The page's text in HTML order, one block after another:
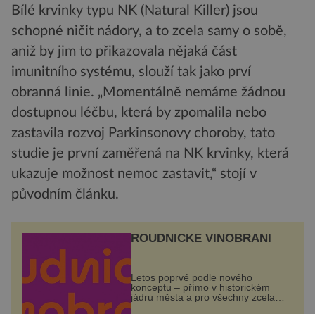
Bílé krvinky typu NK (Natural Killer) jsou
schopné ničit nádory, a to zcela samy o sobě,
aniž by jim to přikazovala nějaká část
imunitního systému, slouží tak jako prví
obranná linie. „Momentálně nemáme žádnou
dostupnou léčbu, která by zpomalila nebo
zastavila rozvoj Parkinsonovy choroby, tato
studie je první zaměřená na NK krvinky, která
ukazuje možnost nemoc zastavit,“ stojí v
původním článku.
ROUDNICKÉ VINOBRANÍ
Letos poprvé podle nového
konceptu – přímo v historickém
jádru města a pro všechny zcela
zdarma. Hlavní program se